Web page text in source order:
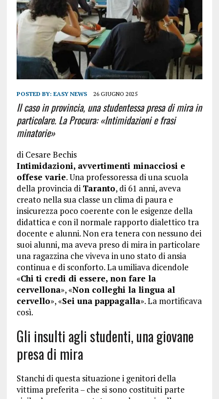
POSTED BY: EASY NEWS 26 GIUGNO 2025
Il caso in provincia, una studentessa presa di mira in
particolare. La Procura: «Intimidazioni e frasi
minatorie»
di Cesare Bechis
Intimidazioni, avvertimenti minacciosi e
offese varie. Una professoressa di una scuola
della provincia di Taranto, di 61 anni, aveva
creato nella sua classe un clima di paura e
insicurezza poco coerente con le esigenze della
didattica e con il normale rapporto dialettico tra
docente e alunni. Non era tenera con nessuno dei
suoi alunni, ma aveva preso di mira in particolare
una ragazzina che viveva in uno stato di ansia
continua e di sconforto. La umiliava dicendole
«Chi ti credi di essere, non fare la
cervellona», «Non colleghi la lingua al
cervello», «Sei una pappagalla». La mortificava
così.
Gli insulti agli studenti, una giovane
presa di mira
Stanchi di questa situazione i genitori della
vittima preferita – che si sono costituiti parte